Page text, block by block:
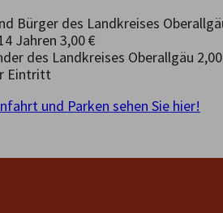
Bürger des Landkreises
Jahren 3,00 €
des Landkreises Oberallgäu
Eintritt
und Parken sehen Sie hier!